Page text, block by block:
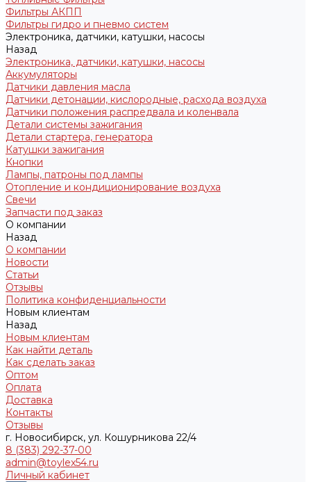
Фильтры АКПП
Фильтры гидро и пневмо систем
Электроника, датчики, катушки, насосы
Назад
Электроника, датчики, катушки, насосы
Аккумуляторы
Датчики давления масла
Датчики детонации, кислородные, расхода воздуха
Датчики положения распредвала и коленвала
Детали системы зажигания
Детали стартера, генератора
Катушки зажигания
Кнопки
Лампы, патроны под лампы
Отопление и кондиционирование воздуха
Свечи
Запчасти под заказ
О компании
Назад
О компании
Новости
Статьи
Отзывы
Политика конфиденциальности
Новым клиентам
Назад
Новым клиентам
Как найти деталь
Как сделать заказ
Оптом
Оплата
Доставка
Контакты
Отзывы
г. Новосибирск, ул. Кошурникова 22/4
8 (383) 292-37-00
admin@toylex54.ru
Личный кабинет